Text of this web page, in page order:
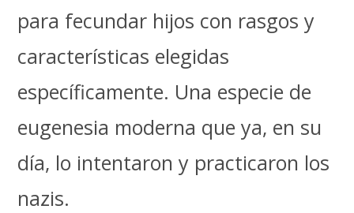
para fecundar hijos con rasgos y
características elegidas
específicamente. Una especie de
eugenesia moderna que ya, en su
día, lo intentaron y practicaron los
nazis.